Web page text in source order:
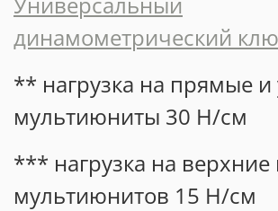
динамометрический
** нагрузка на прямые и
мультиюниты 30 Н/см
*** нагрузка на
мультиюнитов 15 Н/см